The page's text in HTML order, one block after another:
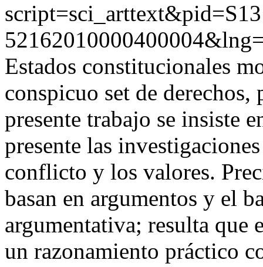
Estados constitucionales
conspicuo set de
presente trabajo se insiste
presente las
conflicto y los valores.
basan en argumentos y el
argumentativa; resulta que
un razonamiento práctico